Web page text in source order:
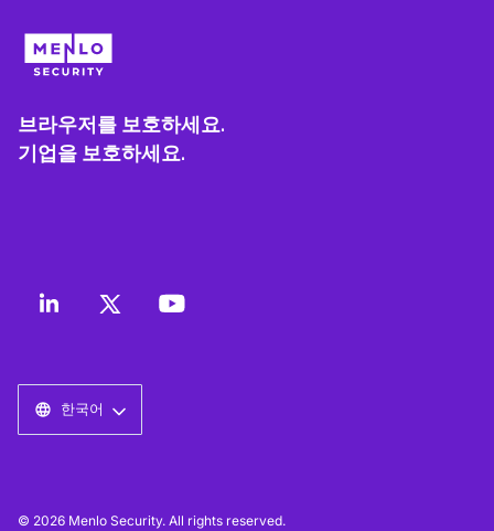
브라우저를 보호하세요.
기업을 보호하세요.
한국어
© 2026 Menlo Security. All rights reserved.